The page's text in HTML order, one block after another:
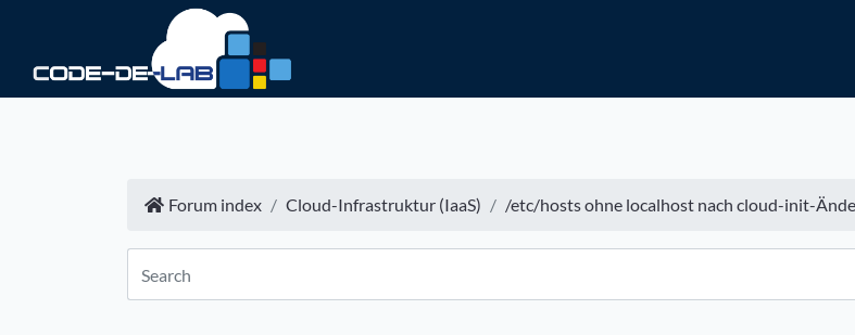
Forum index Cloud-Infrastruktur (IaaS) /etc/hosts ohne localhost nach cloud-init-